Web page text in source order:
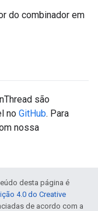
do combinador em
são
no GitHub. Para
nossa
desta página é
4.0 do Creative
de acordo com a